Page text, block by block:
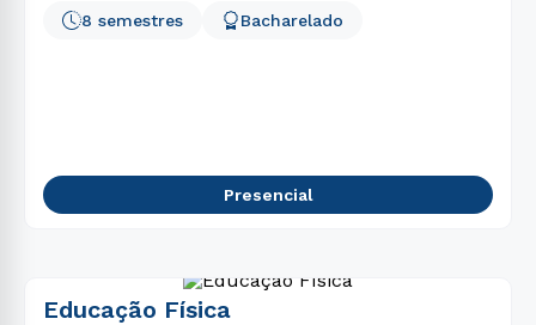
8 semestres Bacharelado
Presencial
Educação Física